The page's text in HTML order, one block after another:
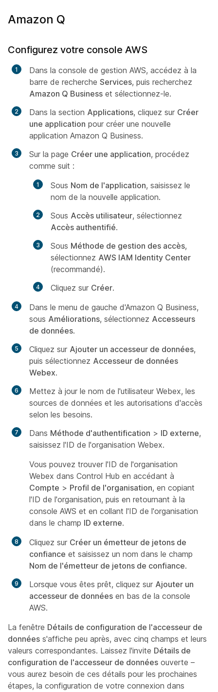
Amazon Q
Configurez votre console AWS
Dans la console de gestion AWS, accédez à la
barre de recherche Services, puis recherchez
Amazon Q Business et sélectionnez-le.
Dans la section Applications, cliquez sur Créer
une application pour créer une nouvelle
application Amazon Q Business.
Sur la page Créer une application, procédez
comme suit :
Sous Nom de l'application, saisissez le
nom de la nouvelle application.
Sous Accès utilisateur, sélectionnez
Accès authentifié.
Sous Méthode de gestion des accès,
sélectionnez AWS IAM Identity Center
(recommandé).
Cliquez sur Créer.
Dans le menu de gauche d'Amazon Q Business,
sous Améliorations, sélectionnez Accesseurs
de données.
Cliquez sur Ajouter un accesseur de données,
puis sélectionnez Accesseur de données
Webex.
Mettez à jour le nom de l'utilisateur Webex, les
sources de données et les autorisations d'accès
selon les besoins.
Dans Méthode d'authentification > ID externe,
saisissez l'ID de l'organisation Webex.
Vous pouvez trouver l'ID de l'organisation
Webex dans Control Hub en accédant à
Compte > Profil de l'organisation, en copiant
l'ID de l'organisation, puis en retournant à la
console AWS et en collant l'ID de l'organisation
dans le champ ID externe.
Cliquez sur Créer un émetteur de jetons de
confiance et saisissez un nom dans le champ
Nom de l'émetteur de jetons de confiance.
Lorsque vous êtes prêt, cliquez sur Ajouter un
accesseur de données en bas de la console
AWS.
La fenêtre Détails de configuration de l'accesseur de
données s'affiche peu après, avec cinq champs et leurs
valeurs correspondantes. Laissez l'invite Détails de
configuration de l'accesseur de données ouverte –
vous aurez besoin de ces détails pour les prochaines
étapes, la configuration de votre connexion dans